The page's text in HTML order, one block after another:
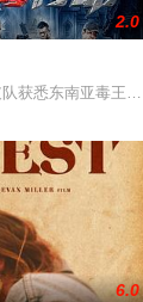
敏感错弱，没有
、妹妹舞一起
2.0
获悉东南亚毒王
6.0